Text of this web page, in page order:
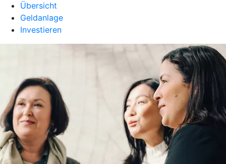
Übersicht
Geldanlage
Investieren